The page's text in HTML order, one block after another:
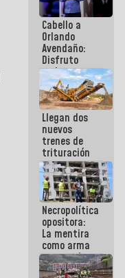
Cabello a
Orlando
Avendaño:
Disfruto
cada vez
que escribes
porque lo
que haces
es
embarrarla
Llegan dos
nuevos
trenes de
trituración
para
optimizar
manejo de
escombros
en La Guaira
Necropolítica
opositora:
La mentira
como arma
contra el
Pueblo